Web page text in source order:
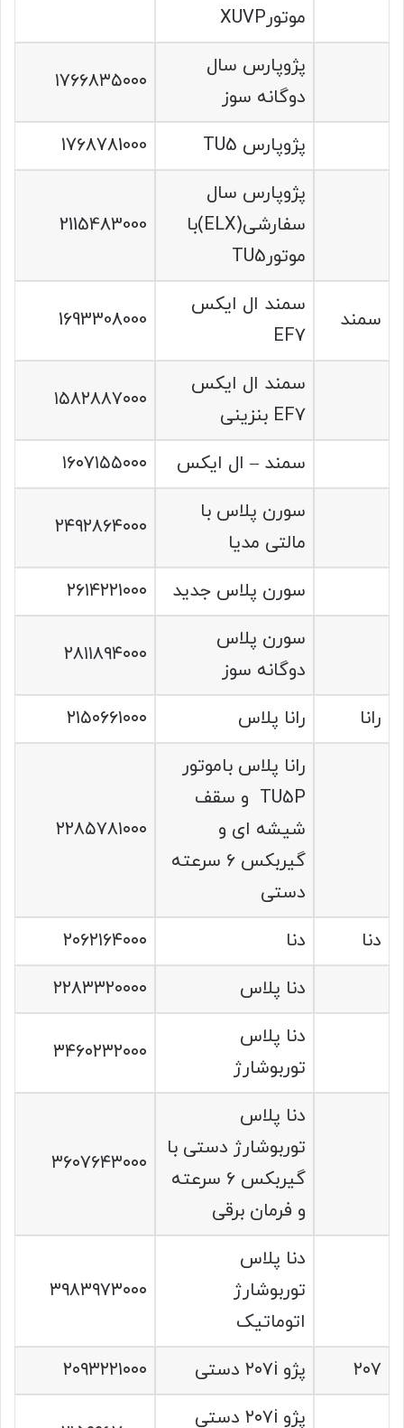
موتورXUVP
پژوپارس سال
دوگانه سوز
۱۷۶۶۸۳۵۰۰۰
پژوپارس TU5
1768781000
پژوپارس سال
سفارشی(ELX)با
موتورTU5
2115483000
سمند
سمند ال ایکس
EF7
1693308000
سمند ال ایکس
EF7 بنزینی
۱۵۸۲۸۸۷۰۰۰
سمند – ال ایکس
۱۶۰۷۱۵۵۰۰۰
سورن پلاس با
مالتی مدیا
۲۴۹۲۸۶۴۰۰۰
سورن پلاس جدید
۲۶۱۴۲۲۱۰۰۰
سورن پلاس
دوگانه سوز
۲۸۱۱۸۹۴۰۰۰
رانا رانا پلاس
۲۱۵۰۶۶۱۰۰۰
رانا پلاس باموتور
TU5P و سقف
شیشه ای و
گیربکس ۶ سرعته
دستی
۲۲۸۵۷۸۱۰۰۰
دنا دنا
۲۰۶۲۱۶۴۰۰۰
دنا پلاس
۲۲۸۳۳۲۰۰۰۰
دنا پلاس
توربوشارژ
۳۴۶۰۲۳۲۰۰۰
دنا پلاس
توربوشارژ دستی با
گیربکس ۶ سرعته
و فرمان برقی
۳۶۰۷۶۴۳۰۰۰
دنا پلاس
توربوشارژ
اتوماتیک
۳۹۸۳۹۷۳۰۰۰
۲۰۷ پژو ۲۰۷i دستی
۲۰۹۳۲۲۱۰۰۰
پژو ۲۰۷i دستی